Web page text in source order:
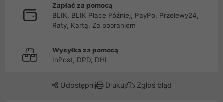
Zapłać za pomocą
BLIK, BLIK Płacę Później, PayPo, Przelewy24,
Raty, Kartą, Za pobraniem
Wysyłka za pomocą
InPost, DPD, DHL
Udostępnij Drukuj Zgłoś błąd